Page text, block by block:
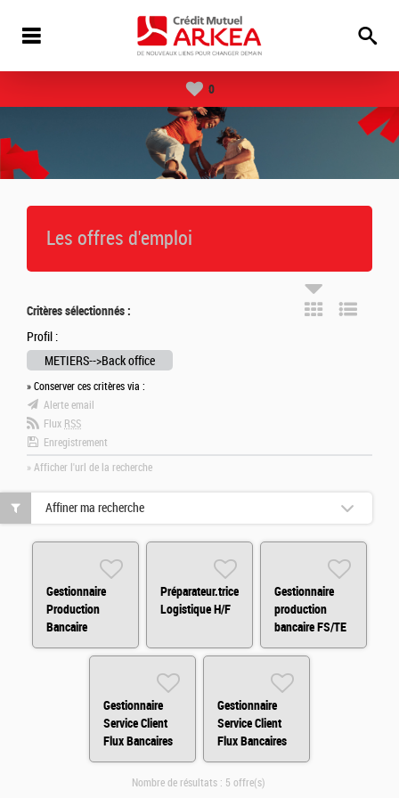
0
Les offres d'emploi
Critères sélectionnés :
Profil :
METIERS-->Back office
» Conserver ces critères via :
Alerte email
Flux RSS
Enregistrement
» Afficher l'url de la recherche
Gestionnaire
Production
Bancaire
Entreprise H/F
Préparateur.trice
Logistique H/F
Gestionnaire
production
bancaire FS/TE
H/F
Gestionnaire
Service Client
Flux Bancaires
H/F
Gestionnaire
Service Client
Flux Bancaires
H/F
Affiner ma recherche
Nombre de résultats : 5 offre(s)